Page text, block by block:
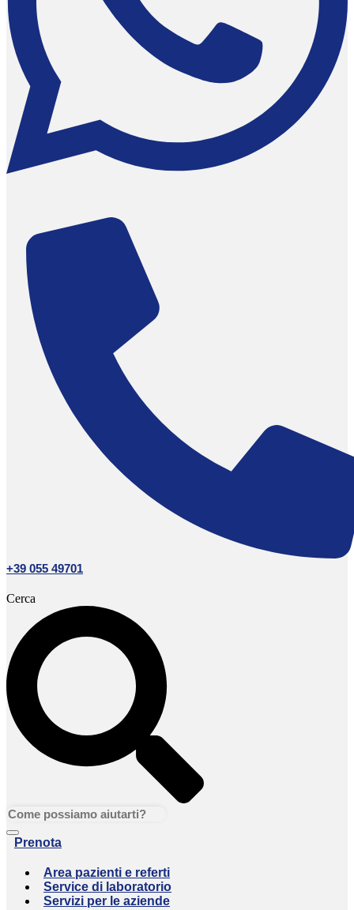
+39 055 49701
Cerca
Prenota
Area pazienti e referti
Service di laboratorio
Servizi per le aziende